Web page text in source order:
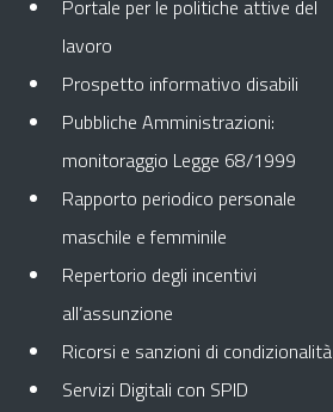
Portale per le politiche attive del
lavoro
Prospetto informativo disabili
Pubbliche Amministrazioni:
monitoraggio Legge 68/1999
Rapporto periodico personale
maschile e femminile
Repertorio degli incentivi
all’assunzione
Ricorsi e sanzioni di condizionalità
Servizi Digitali con SPID